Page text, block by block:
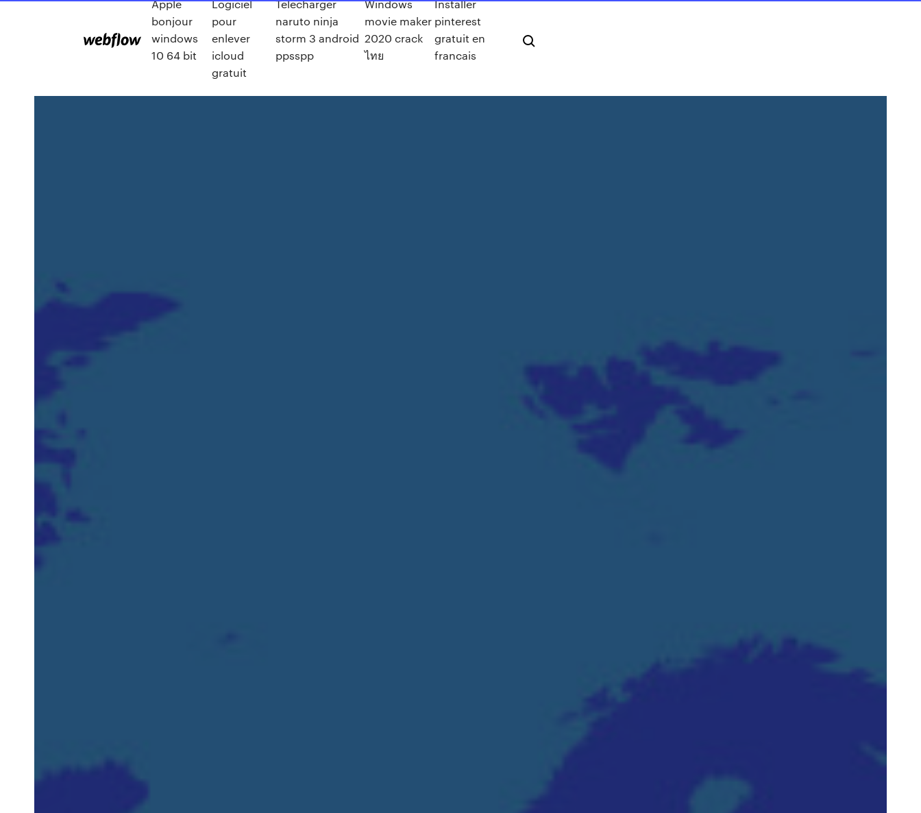
Apple
bonjour
windows
10 64 bit
Logiciel
pour
enlever
icloud
gratuit
Télécharger
naruto ninja
storm 3 android
ppsspp
Windows
movie maker
2020 crack
ไทย
Installer
pinterest
gratuit en
francais